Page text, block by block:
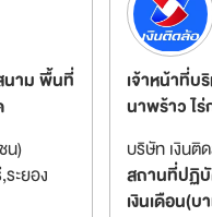
นาม พื้นที่
น)
ะยอง
เจ้าหน้าที่บ
นาพร้าว ไ
บริษัท เงินติ
สถานที่ปฏิ
เงินเดือน(บ